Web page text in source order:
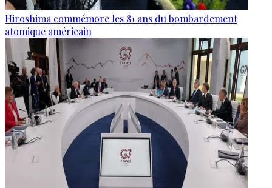
Hiroshima commémore les 81 ans du bombardement
atomique américain